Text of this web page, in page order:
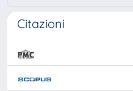
Citazioni